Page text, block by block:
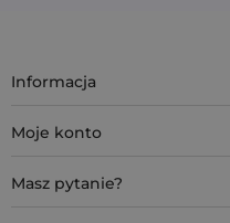
Informacja
Moje konto
Masz pytanie?